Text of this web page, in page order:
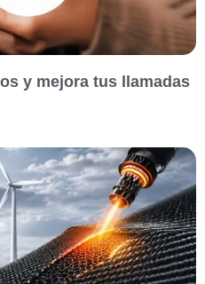
y mejora tus llamadas